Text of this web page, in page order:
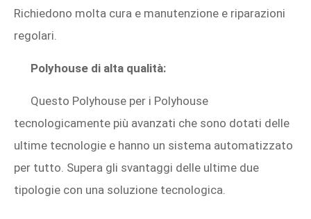
Richiedono molta cura e manutenzione e riparazioni
regolari.
Polyhouse di alta qualità:
Questo Polyhouse per i Polyhouse
tecnologicamente più avanzati che sono dotati delle
ultime tecnologie e hanno un sistema automatizzato
per tutto. Supera gli svantaggi delle ultime due
tipologie con una soluzione tecnologica.